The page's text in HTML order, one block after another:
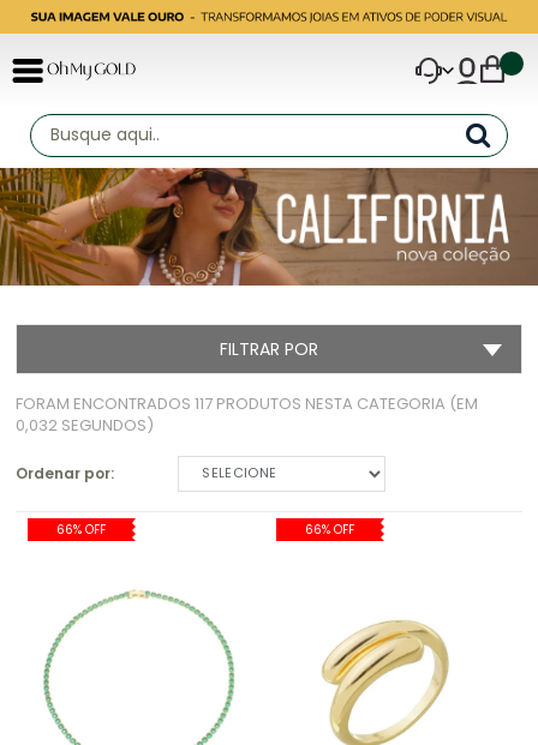
FILTRAR POR
FORAM ENCONTRADOS117 PRODUTOS NESTA CATEGORIA (EM
0,032 SEGUNDOS)
Ordenar por: SELECIONE
66% OFF 66% OFF